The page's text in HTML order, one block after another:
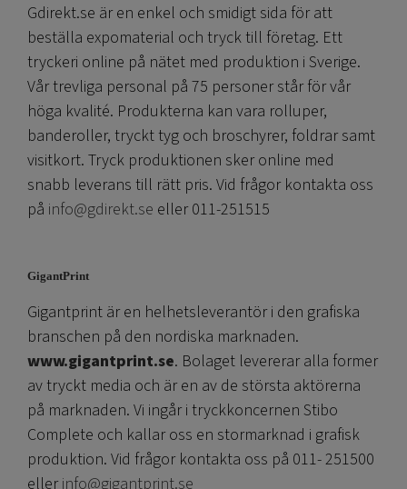
Gdirekt.se är en enkel och smidigt sida för att
beställa expomaterial och tryck till företag. Ett
tryckeri online på nätet med produktion i Sverige.
Vår trevliga personal på 75 personer står för vår
höga kvalité. Produkterna kan vara rolluper,
banderoller, tryckt tyg och broschyrer, foldrar samt
visitkort. Tryck produktionen sker online med
snabb leverans till rätt pris. Vid frågor kontakta oss
på info@gdirekt.se eller 011-251515
GigantPrint
Gigantprint är en helhetsleverantör i den grafiska
branschen på den nordiska marknaden.
www.gigantprint.se. Bolaget levererar alla former
av tryckt media och är en av de största aktörerna
på marknaden. Vi ingår i tryckkoncernen Stibo
Complete och kallar oss en stormarknad i grafisk
produktion. Vid frågor kontakta oss på 011- 251500
ellerinfo@gigantprint.se